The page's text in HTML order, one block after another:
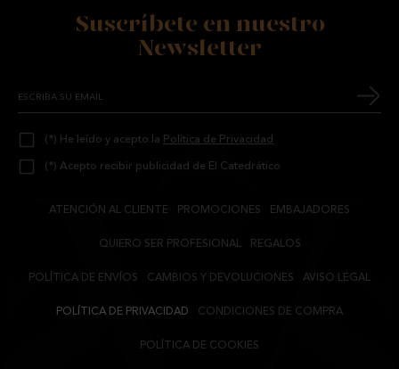
Suscríbete en nuestro
Newsletter
(*) He leído y acepto la Política de Privacidad
(*) Acepto recibir publicidad de El Catedrático
ATENCIÓN AL CLIENTE PROMOCIONES EMBAJADORES
QUIERO SER PROFESIONAL REGALOS
POLÍTICA DE ENVÍOS CAMBIOS Y DEVOLUCIONES AVISO LEGAL
POLÍTICA DE PRIVACIDAD CONDICIONES DE COMPRA
POLÍTICA DE COOKIES